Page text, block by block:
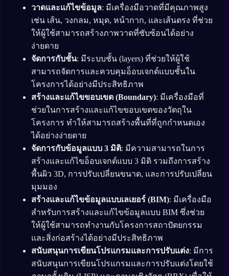
วาดและแก้ไขข้อมูล: มีเครื่องมือวาดที่มีคุณภาพสูง
เช่น เส้น, วงกลม, หมุด, หน้ากาก, และเส้นตรง ที่ช่วย
ให้ผู้ใช้สามารถสร้างภาพวาดที่ซับซ้อนได้อย่าง
ง่ายดาย
จัดการกับชั้น: มีระบบชั้น (layers) ที่ช่วยให้ผู้ใช้
สามารถจัดการและควบคุมอ็อบเจกต์แบบชั้นใน
โครงการได้อย่างมีประสิทธิภาพ
สร้างและแก้ไขขอบเขต (Boundary): มีเครื่องมือที่
ช่วยในการสร้างและแก้ไขขอบเขตของวัตถุใน
โครงการ ทำให้สามารถสร้างพื้นที่ที่ถูกกำหนดเอง
ได้อย่างง่ายดาย
จัดการกับข้อมูลแบบ 3 มิติ: มีความสามารถในการ
สร้างและแก้ไขอ็อบเจกต์แบบ 3 มิติ รวมถึงการสร้าง
พื้นผิว 3D, การปรับเปลี่ยนขนาด, และการปรับเปลี่ยน
มุมมอง
สร้างและแก้ไขข้อมูลแบบเลเยอร์ (BIM): มีเครื่องมือ
สำหรับการสร้างและแก้ไขข้อมูลแบบ BIM ซึ่งช่วย
ให้ผู้ใช้สามารถทำงานกับโครงการสถาปัตยกรรม
และสิ่งก่อสร้างได้อย่างมีประสิทธิภาพ
สนับสนุนการเขียนโปรแกรมและการปรับแต่ง: มีการ
สนับสนุนการเขียนโปรแกรมและการปรับแต่งโดยใช้